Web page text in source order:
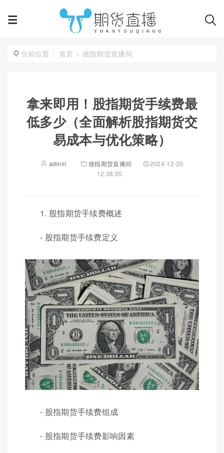
当前位置： 首页 > 德指期货直播间
拿来即用！股指期货手续费最
低多少（全面解析股指期货交
易成本与优化策略）
admin 德指期货直播间
2024-12-20
12:38:00
1. 股指期货手续费概述
- 股指期货手续费定义
- 股指期货手续费组成
- 股指期货手续费影响因素